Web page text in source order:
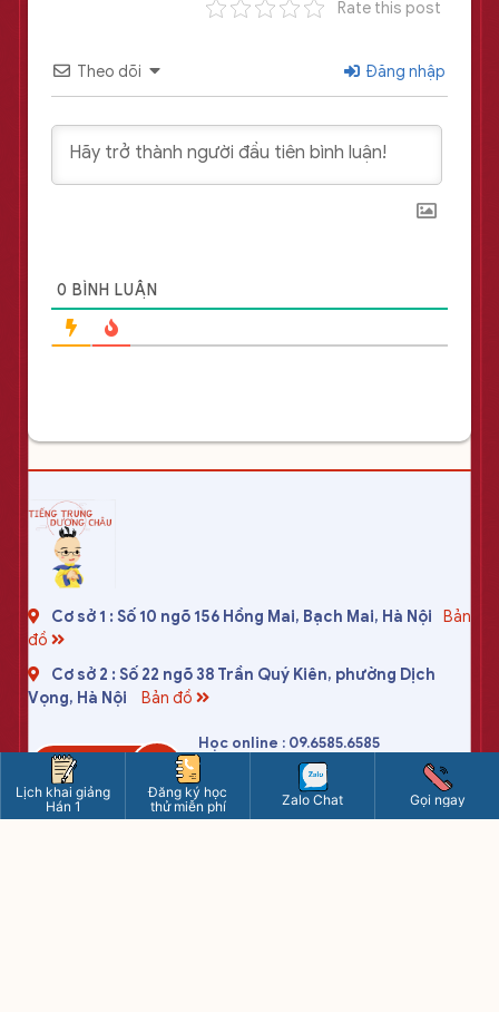
Rate this post
Theo dõi Đăng nhập
0 BÌNH LUẬN
Cơ sở 1 : Số 10 ngõ 156 Hồng Mai, Bạch Mai, Hà Nội
Bản
đồ
Cơ sở 2 : Số 22 ngõ 38 Trần Quý Kiên, phường Dịch
Vọng, Hà Nội
Bản đồ
HOTLINE
Học online : 09.6585.6585
Cơ sở 1 : 09.4400.4400
Cơ sở 2 : 09.8595.8595
Lịch khai giảng
Hán 1
Đăng ký học
thử miễn phí
Zalo Chat Gọi ngay